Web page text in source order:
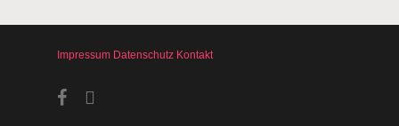
Impressum Datenschutz Kontakt
facebookinstagram